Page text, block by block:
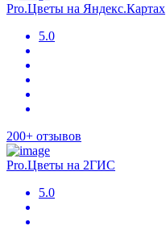
Pro.Цветы на Яндекс.Картах
5.0
200+ отзывов
Pro.Цветы на 2ГИС
5.0